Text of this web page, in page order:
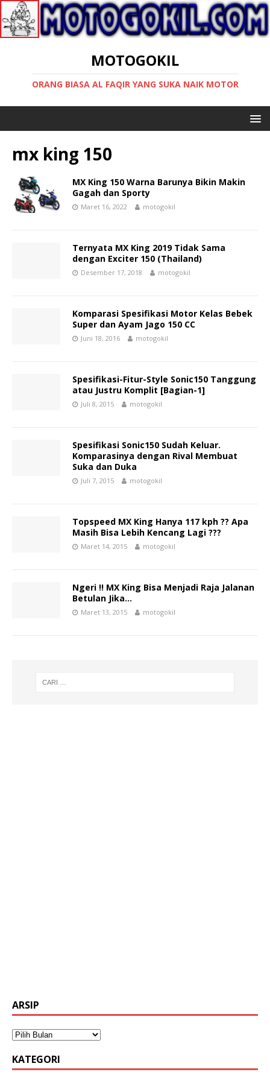
MOTOGOKIL
ORANG BIASA AL FAQIR YANG SUKA NAIK MOTOR
mx king 150
MX King 150 Warna Barunya Bikin Makin
Gagah dan Sporty
Maret 16, 2022 motogokil
Ternyata MX King 2019 Tidak Sama
dengan Exciter 150 (Thailand)
Desember 17, 2018 motogokil
Komparasi Spesifikasi Motor Kelas Bebek
Super dan Ayam Jago 150 CC
Juni 18, 2016 motogokil
Spesifikasi-Fitur-Style Sonic150 Tanggung
atau Justru Komplit [Bagian-1]
Juli 8, 2015 motogokil
Spesifikasi Sonic150 Sudah Keluar.
Komparasinya dengan Rival Membuat
Suka dan Duka
Juli 7, 2015 motogokil
Topspeed MX King Hanya 117 kph ?? Apa
Masih Bisa Lebih Kencang Lagi ???
Maret 14, 2015 motogokil
Ngeri !! MX King Bisa Menjadi Raja Jalanan
Betulan Jika…
Maret 13, 2015 motogokil
ARSIP
KATEGORI